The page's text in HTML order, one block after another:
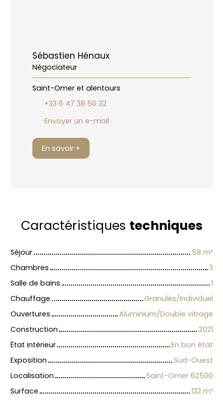
Sébastien Hénaux
Négociateur
Saint-Omer et alentours
+33 6 47 38 50 32
Envoyer un e-mail
En savoir +
Caractéristiques techniques
Séjour 58 m²
Chambres
3
Salle de bains
1
Chauffage
Granulés/Individuel
Ouvertures
Aluminium/Double vitrage
Construction
2021
État intérieur
En bon état
Exposition
Sud-Ouest
Localisation
Saint-Omer 62500
Surface
132 m²